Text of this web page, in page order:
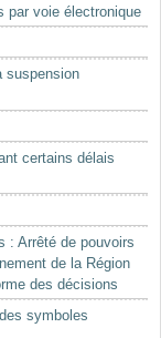
par voie électronique
suspension
certains délais
: Arrêté de pouvoirs
de la Région
des décisions
symboles